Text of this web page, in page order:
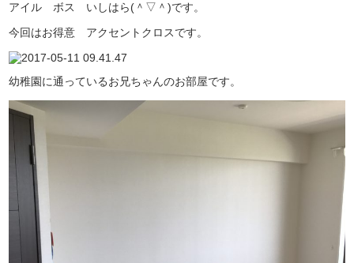
アイル ボス いしはら(＾▽＾)です。
今回はお得意 アクセントクロスです。
幼稚園に通っているお兄ちゃんのお部屋です。